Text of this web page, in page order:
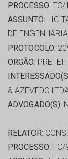
PROCESSO: TC/
ASSUNTO:
DE
PROTOCOLO:
ORGÃO:
& AZEVEDO
ADVOGADO(S):
RELATOR:
PROCESSO: TC/